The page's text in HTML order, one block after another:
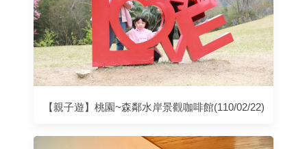
【親子遊】桃園~森鄰水岸景觀咖啡館(110/02/22)